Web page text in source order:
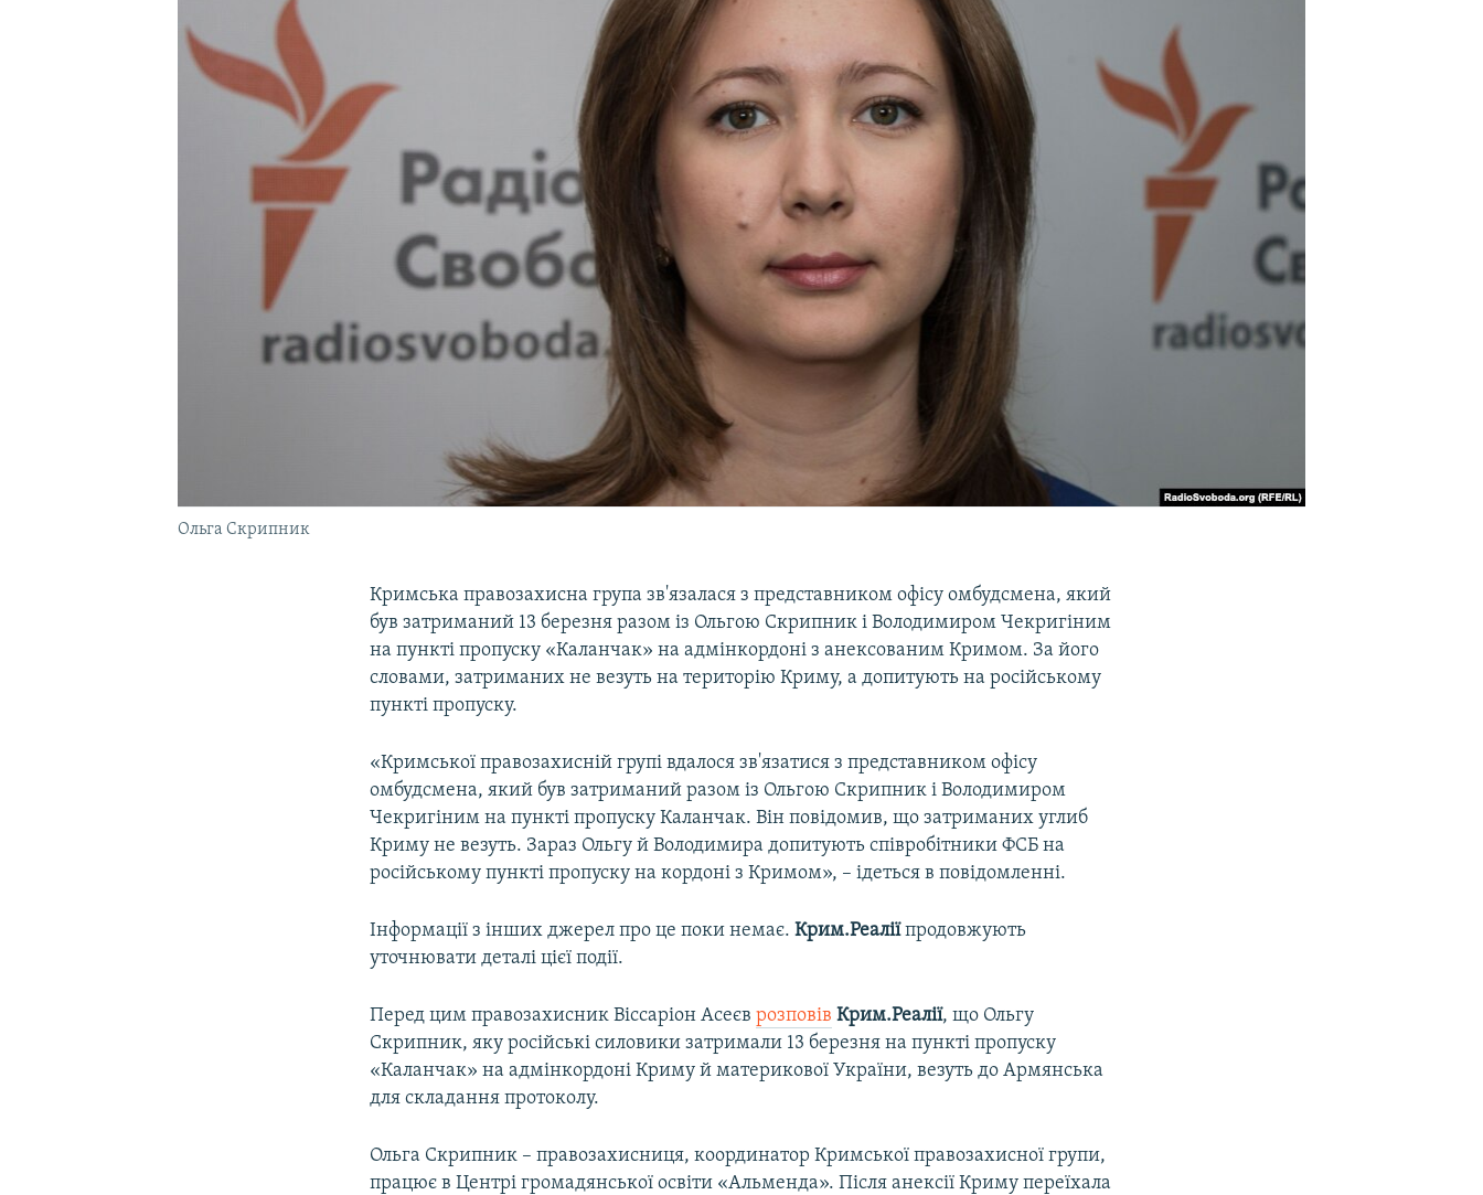
УКРАЇНСЬКА ПРОБЛЕМА КРИМУ
Ольга Скрипник
Кримська правозахисна група зв'язалася з представником офісу омбудсмена, який
був затриманий 13 березня разом із Ольгою Скрипник і Володимиром Чекригіним
на пункті пропуску «Каланчак» на адмінкордоні з анексованим Кримом. За його
словами, затриманих не везуть на територію Криму, а допитують на російському
пункті пропуску.
«Кримської правозахисній групі вдалося зв'язатися з представником офісу
омбудсмена, який був затриманий разом із Ольгою Скрипник і Володимиром
Чекригіним на пункті пропуску Каланчак. Він повідомив, що затриманих углиб
Криму не везуть. Зараз Ольгу й Володимира допитують співробітники ФСБ на
російському пункті пропуску на кордоні з Кримом», – ідеться в повідомленні.
Інформації з інших джерел про це поки немає.Крим.Реаліїпродовжують
уточнювати деталі цієї події.
Перед цим правозахисник Віссаріон Асеєврозповів Крим.Реалії, що Ольгу
Скрипник, яку російські силовики затримали 13 березня на пункті пропуску
«Каланчак» на адмінкордоні Криму й материкової України, везуть до Армянська
для складання протоколу.
Ольга Скрипник – правозахисниця, координатор Кримської правозахисної групи,
працює в Центрі громадянської освіти «Альменда». Після анексії Криму переїхала